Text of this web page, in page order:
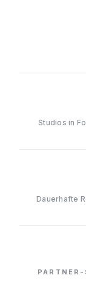
Studios in
Dauerhafte
PARTNER-